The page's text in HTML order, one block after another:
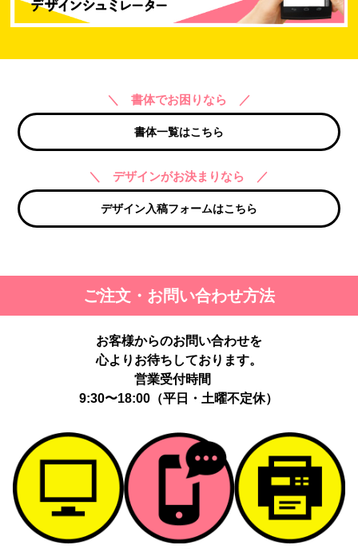
＼ 書体でお困りなら ／
書体一覧はこちら
＼ デザインがお決まりなら ／
デザイン入稿フォームはこちら
ご注文・お問い合わせ方法
お客様からのお問い合わせを
心よりお待ちしております。
営業受付時間
9:30〜18:00（平日・土曜不定休）